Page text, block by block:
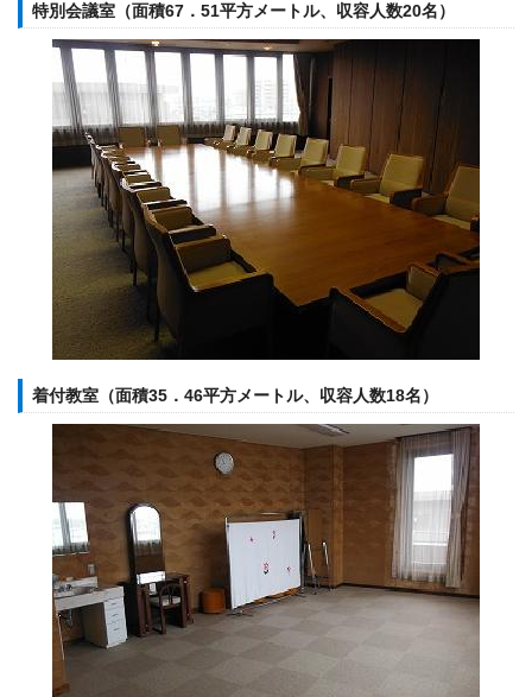
特別会議室（面積67．51平方メートル、収容人数20名）
着付教室（面積35．46平方メートル、収容人数18名）